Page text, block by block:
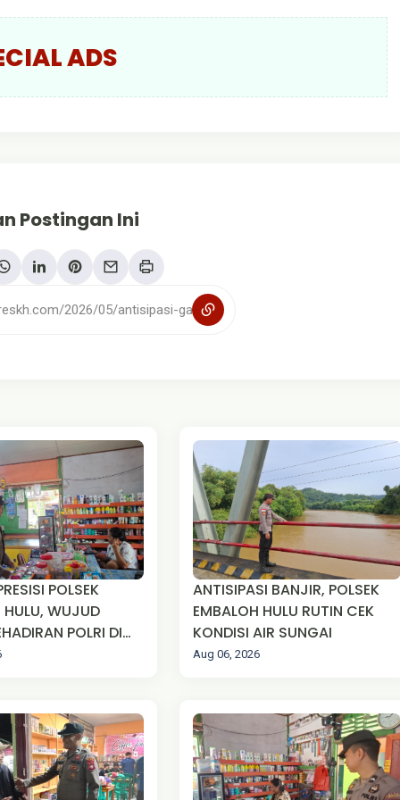
ADS
Postingan Ini
POLSEK
HULU, WUJUD
POLRI DI
ANTISIPASI BANJIR, POLSEK
EMBALOH HULU RUTIN CEK
KONDISI AIR SUNGAI
Aug 06, 2026